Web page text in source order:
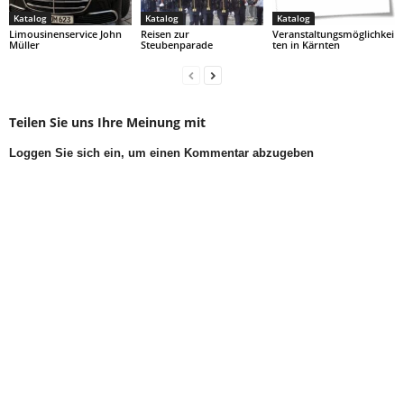
Katalog
Limousinenservice John
Müller
Katalog
Reisen zur
Steubenparade
Katalog
Veranstaltungsmöglichkei
ten in Kärnten
Teilen Sie uns Ihre Meinung mit
Loggen Sie sich ein, um einen Kommentar abzugeben